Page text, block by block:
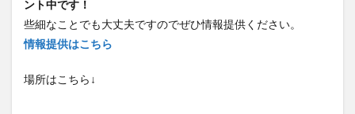
ント中です！
些細なことでも大丈夫ですのでぜひ情報提供ください。
情報提供はこちら
場所はこちら↓